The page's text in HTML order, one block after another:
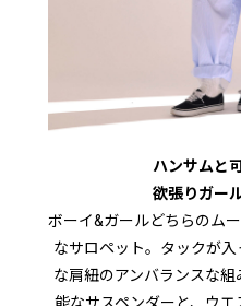
ハンサムと
欲張りガー
ボーイ&ガールどちらのム
なサロペット。タックが
な肩紐のアンバランスな